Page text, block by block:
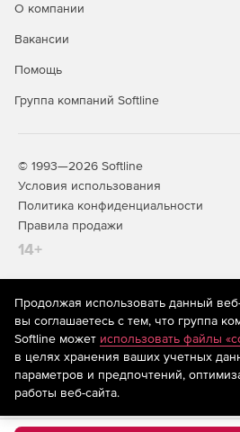
О компании
Вакансии
Помощь
Группа компаний Softline
© 1993—2026 Softline
Условия использования
Политика конфиденциальности
Правила продажи
14+
На информационном ресурсе
рекомендательные технологии
предоставления информации на
систематизации и анализа сведений,
предпочтениям пользователей сети
находящихся на территории
Продолжая использовать данный веб-
вы соглашаетесь с тем, что группа
Softline может использовать файлы
в целях хранения ваших учетных
параметров и предпочтений,
работы веб-сайта.